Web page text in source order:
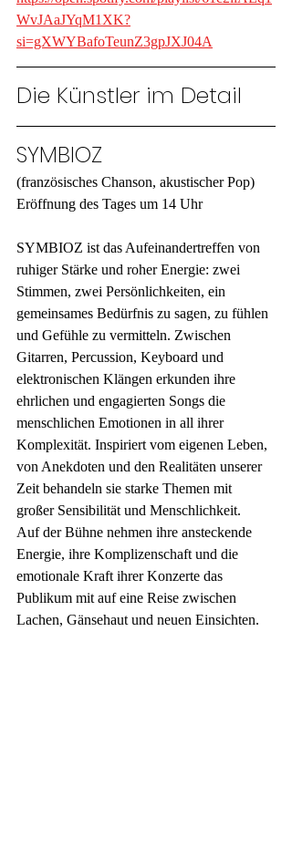
WvJAaJYqM1XK?
si=gXWYBafoTeunZ3gpJXJ04A
Die Künstler im Detail
SYMBIOZ
(französisches Chanson, akustischer Pop)
Eröffnung des Tages um 14 Uhr
SYMBIOZ ist das Aufeinandertreffen von
ruhiger Stärke und roher Energie: zwei
Stimmen, zwei Persönlichkeiten, ein
gemeinsames Bedürfnis zu sagen, zu fühlen
und Gefühle zu vermitteln. Zwischen
Gitarren, Percussion, Keyboard und
elektronischen Klängen erkunden ihre
ehrlichen und engagierten Songs die
menschlichen Emotionen in all ihrer
Komplexität. Inspiriert vom eigenen Leben,
von Anekdoten und den Realitäten unserer
Zeit behandeln sie starke Themen mit
großer Sensibilität und Menschlichkeit.
Auf der Bühne nehmen ihre ansteckende
Energie, ihre Komplizenschaft und die
emotionale Kraft ihrer Konzerte das
Publikum mit auf eine Reise zwischen
Lachen, Gänsehaut und neuen Einsichten.